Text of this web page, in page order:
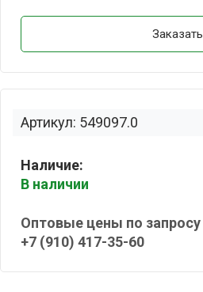
Артикул: 549097.0
Наличие:
В наличии
Оптовые цены по запросу
+7 (910) 417-35-60
Заказать